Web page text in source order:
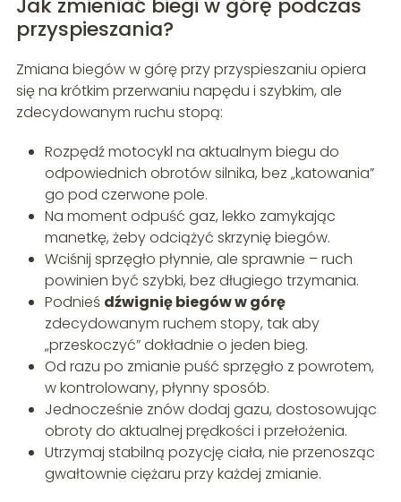
Jak zmieniać biegi w górę podczas
przyspieszania?
Zmiana biegów w górę przy przyspieszaniu opiera
się na krótkim przerwaniu napędu i szybkim, ale
zdecydowanym ruchu stopą:
Rozpędź motocykl na aktualnym biegu do
odpowiednich obrotów silnika, bez „katowania”
go pod czerwone pole.
Na moment odpuść gaz, lekko zamykając
manetkę, żeby odciążyć skrzynię biegów.
Wciśnij sprzęgło płynnie, ale sprawnie – ruch
powinien być szybki, bez długiego trzymania.
Podnieś dźwignię biegów w górę
zdecydowanym ruchem stopy, tak aby
„przeskoczyć” dokładnie o jeden bieg.
Od razu po zmianie puść sprzęgło z powrotem,
w kontrolowany, płynny sposób.
Jednocześnie znów dodaj gazu, dostosowując
obroty do aktualnej prędkości i przełożenia.
Utrzymaj stabilną pozycję ciała, nie przenosząc
gwałtownie ciężaru przy każdej zmianie.